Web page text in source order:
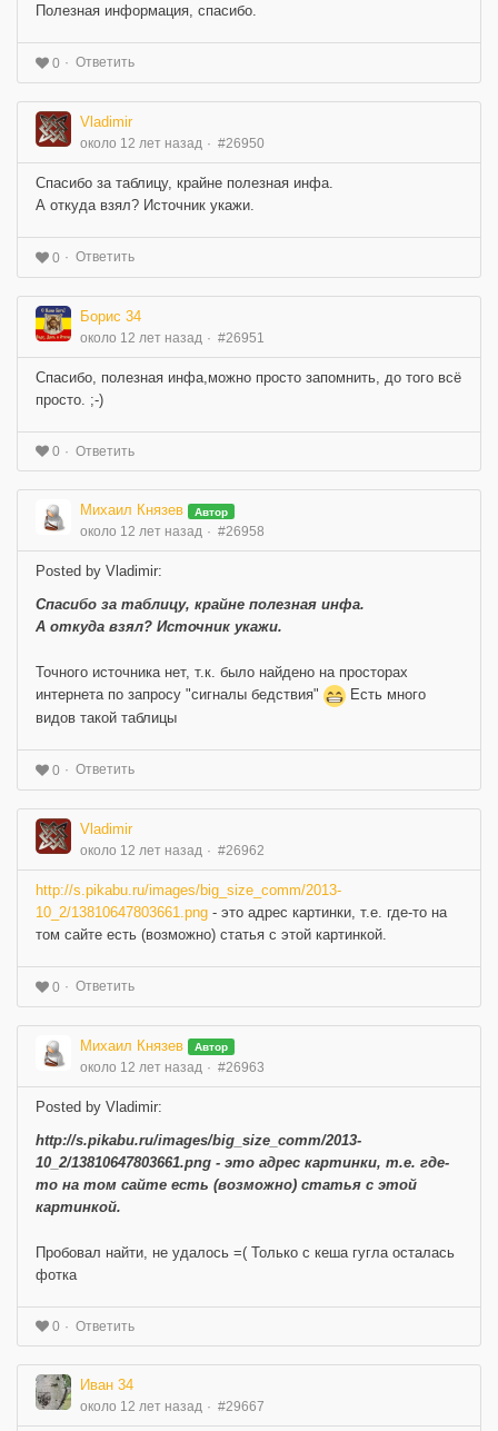
Полезная информация, спасибо.
0 Ответить
Vladimir
около 12 лет назад #26950
Спасибо за таблицу, крайне полезная инфа.
А откуда взял? Источник укажи.
0 Ответить
Борис 34
около 12 лет назад #26951
Спасибо, полезная инфа,можно просто запомнить, до того всё
просто. ;-)
0 Ответить
Михаил Князев Автор
около 12 лет назад #26958
Posted by Vladimir:
Спасибо за таблицу, крайне полезная инфа.
А откуда взял? Источник укажи.
Точного источника нет, т.к. было найдено на просторах
интернета по запросу "сигналы бедствия"
Есть много
видов такой таблицы
0 Ответить
Vladimir
около 12 лет назад #26962
http://s.pikabu.ru/images/big_size_comm/2013-
10_2/13810647803661.png - это адрес картинки, т.е. где-то на
том сайте есть (возможно) статья с этой картинкой.
0 Ответить
Михаил Князев Автор
около 12 лет назад #26963
Posted by Vladimir:
http://s.pikabu.ru/images/big_size_comm/2013-
10_2/13810647803661.png - это адрес картинки, т.е. где-
то на том сайте есть (возможно) статья с этой
картинкой.
Пробовал найти, не удалось =( Только с кеша гугла осталась
фотка
0 Ответить
Иван 34
около 12 лет назад #29667